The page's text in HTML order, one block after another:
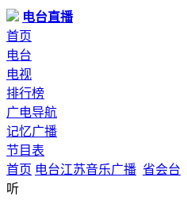
电台直播
首页
电台
电视
排行榜
广电导航
记忆广播
节目表
首页 电台江苏音乐广播 省会台
听